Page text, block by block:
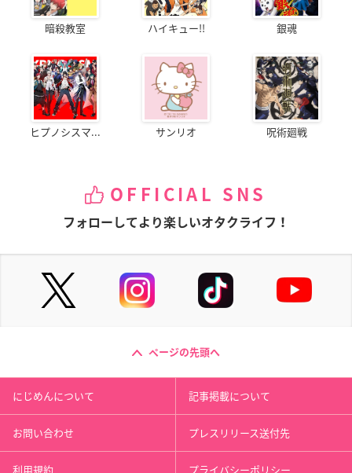
暗殺教室 ハイキュー!! 銀魂
ヒプノシスマ... サンリオ 呪術廻戦
OFFICIAL SNS
フォローしてより楽しいオタクライフ！
ページの先頭へ
にじめんについて 記事掲載について
お問い合わせ プレスリリース送付先
利用規約 プライバシーポリシー